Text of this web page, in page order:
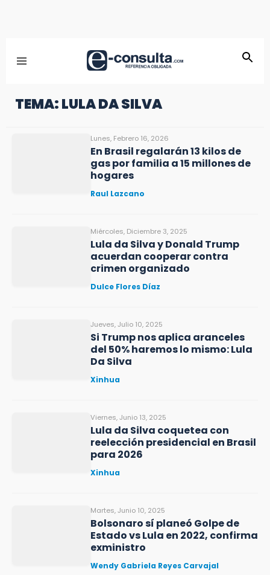
TEMA: LULA DA SILVA
Lunes, Febrero 16, 2026
En Brasil regalarán 13 kilos de
gas por familia a 15 millones de
hogares
Raul Lazcano
Miércoles, Diciembre 3, 2025
Lula da Silva y Donald Trump
acuerdan cooperar contra
crimen organizado
Dulce Flores Díaz
Jueves, Julio 10, 2025
Si Trump nos aplica aranceles
del 50% haremos lo mismo: Lula
Da Silva
Xinhua
Viernes, Junio 13, 2025
Lula da Silva coquetea con
reelección presidencial en Brasil
para 2026
Xinhua
Martes, Junio 10, 2025
Bolsonaro sí planeó Golpe de
Estado vs Lula en 2022, confirma
exministro
Wendy Gabriela Reyes Carvajal